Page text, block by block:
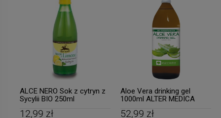
ALCE NERO Sok z cytryn z
Sycylii BIO 250ml
12,99 zł
Aloe Vera drinking gel
1000ml ALTER MEDICA
52,99 zł